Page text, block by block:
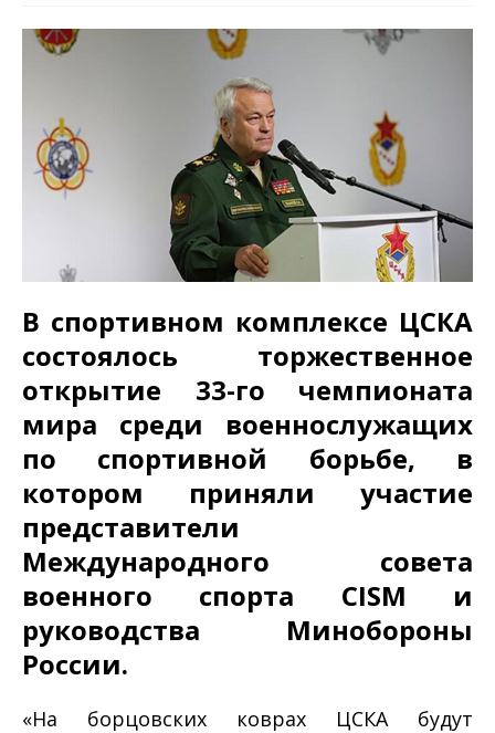
В спортивном комплексе ЦСКА
состоялось торжественное
открытие 33-го чемпионата
мира среди военнослужащих
по спортивной борьбе, в
котором приняли участие
представители
Международного совета
военного спорта CISM и
руководства Минобороны
России.
«На борцовских коврах ЦСКА будут